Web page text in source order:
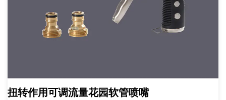
扭转作用可调流量花园软管喷嘴